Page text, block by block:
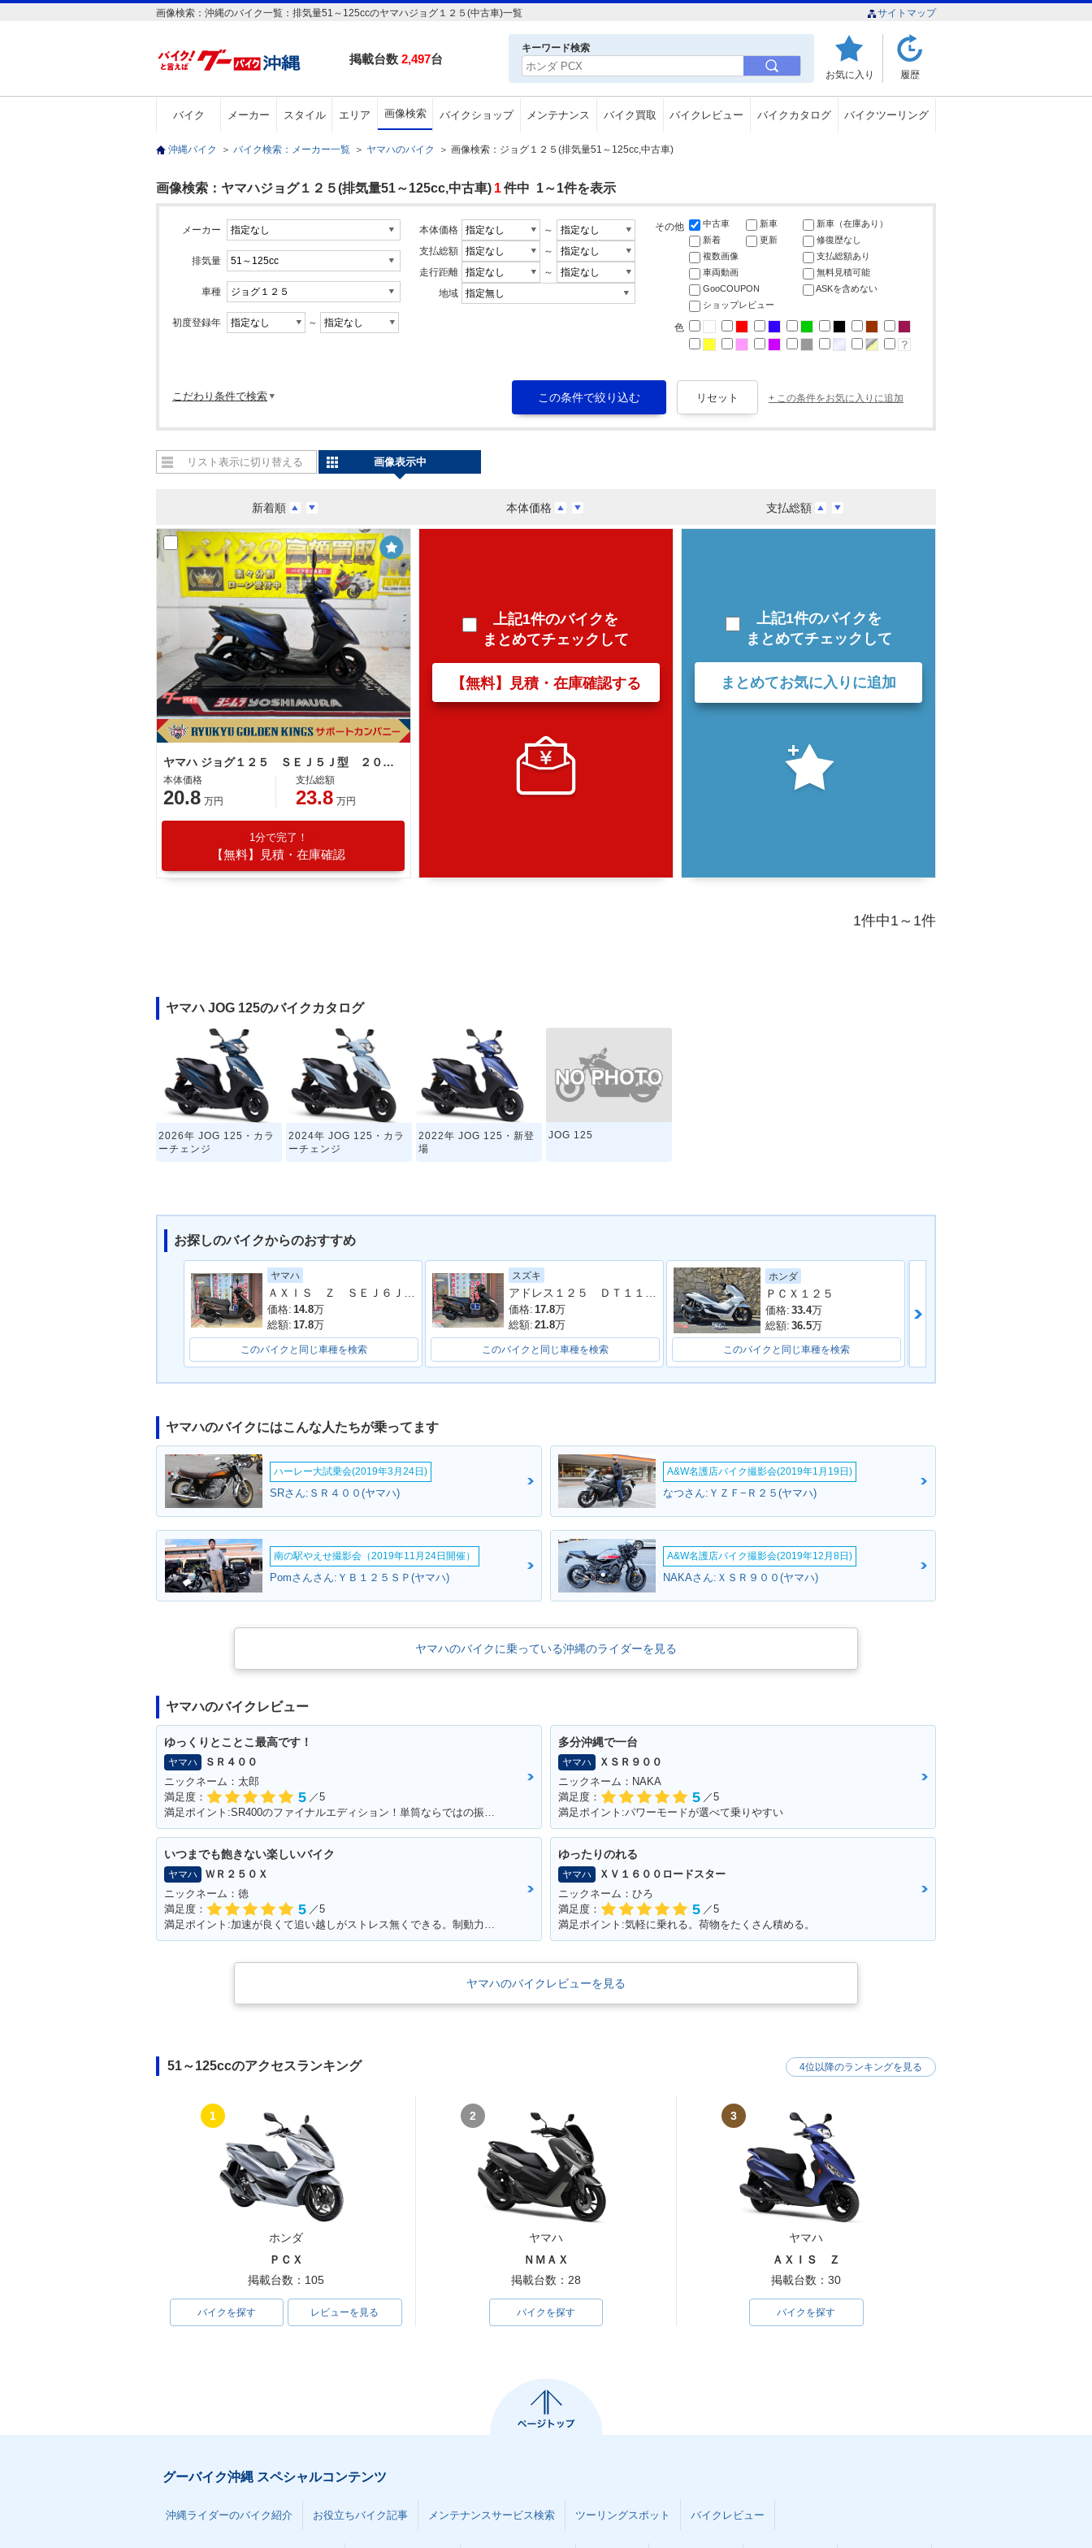
画像検索：沖縄のバイク一覧：排気量51～125ccのヤマハジョグ１２５(中古車)一覧 サイトマップ
掲載台数 2,497台
キーワード検索
お気に入り 履歴
バイク メーカー スタイル エリア 画像検索 バイクショップ メンテナンス バイク買取 バイクレビュー バイクカタログ バイクツーリング
沖縄バイク ＞ バイク検索：メーカー一覧 ＞ ヤマハのバイク ＞ 画像検索：ジョグ１２５(排気量51～125cc,中古車)
画像検索：ヤマハジョグ１２５(排気量51～125cc,中古車) 1件中 1～1件を表示
メーカー
排気量
車種
初度登録年 ～
本体価格
～
支払総額
～
走行距離
～
地域
その他 中古車 新車
新車（在庫あり）
新着
更新
修復歴なし
複数画像
支払総額あり
車両動画
無料見積可能
GooCOUPON
ASKを含めない
ショップレビュー
色
こだわり条件で検索 + この条件をお気に入りに追加
新着順 本体価格 支払総額
リスト表示に切り替える 画像表示中
ヤマハ ジョグ１２５ ＳＥＪ５Ｊ型 ２０２２年モデル センタースタンド サイドスタンド
本体価格
20.8 万円
支払総額
23.8 万円
1分で完了！
【無料】見積・在庫確認
上記1件のバイクを
まとめてチェックして
【無料】見積・在庫確認する
上記1件のバイクを
まとめてチェックして
まとめてお気に入りに追加
1件中1～1件
ヤマハ JOG 125のバイクカタログ
2026年 JOG 125・カラ
ーチェンジ
2024年 JOG 125・カラ
ーチェンジ
2022年 JOG 125・新登
場
JOG 125
お探しのバイクからのおすすめ
ヤマハ
ＡＸＩＳ Ｚ ＳＥＪ６Ｊ型 ２０２２年モデル コンビニフック サイドスタンド センタースタンド スペアキー
価格: 14.8万
総額: 17.8万
このバイクと同じ車種を検索
スズキ
アドレス１２５ ＤＴ１１Ａ型 ２０２０年モデル ＬＥＤヘッドライト リアキャリア マルチマウントバー
価格: 17.8万
総額: 21.8万
このバイクと同じ車種を検索
ホンダ
ＰＣＸ１２５
価格: 33.4万
総額: 36.5万
このバイクと同じ車種を検索
ヤマハのバイクにはこんな人たちが乗ってます
ハーレー大試乗会(2019年3月24日)
SRさん:ＳＲ４００(ヤマハ)
A&W名護店バイク撮影会(2019年1月19日)
なつさん:ＹＺＦ−Ｒ２５(ヤマハ)
南の駅やえせ撮影会（2019年11月24日開催）
Pomさんさん:ＹＢ１２５ＳＰ(ヤマハ)
A&W名護店バイク撮影会(2019年12月8日)
NAKAさん:ＸＳＲ９００(ヤマハ)
ヤマハのバイクに乗っている沖縄のライダーを見る
ヤマハのバイクレビュー
ゆっくりとことこ最高です！
ヤマハ
ＳＲ４００
ニックネーム：太郎
満足度：
5 ／5
満足ポイント:SR400のファイナルエディション！単筒ならではの振動が最高です！
多分沖縄で一台
ヤマハ
ＸＳＲ９００
ニックネーム：NAKA
満足度：
5 ／5
満足ポイント:パワーモードが選べて乗りやすい
いつまでも飽きない楽しいバイク
ヤマハ
ＷＲ２５０Ｘ
ニックネーム：徳
満足度：
5 ／5
満足ポイント:加速が良くて追い越しがストレス無くできる。制動力グッド。
ゆったりのれる
ヤマハ
ＸＶ１６００ロードスター
ニックネーム：ひろ
満足度：
5 ／5
満足ポイント:気軽に乗れる。荷物をたくさん積める。
ヤマハのバイクレビューを見る
51～125ccのアクセスランキング
1
ホンダ
ＰＣＸ
掲載台数：105
バイクを探す レビューを見る
2
ヤマハ
ＮＭＡＸ
掲載台数：28
バイクを探す
3
ヤマハ
ＡＸＩＳ Ｚ
掲載台数：30
バイクを探す
4位以降のランキングを見る
グーバイク沖縄 スペシャルコンテンツ
沖縄ライダーのバイク紹介 お役立ちバイク記事 メンテナンスサービス検索 ツーリングスポット バイクレビュー